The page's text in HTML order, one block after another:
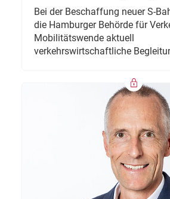
Bei der Beschaffung neuer S-
die Hamburger Behörde für
Mobilitätswende aktuell
verkehrswirtschaftliche